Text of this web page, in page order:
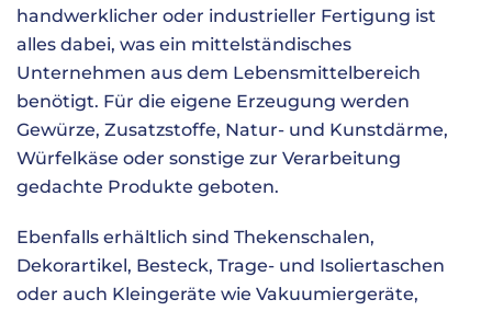
handwerklicher oder industrieller Fertigung ist
alles dabei, was ein mittelständisches
Unternehmen aus dem Lebensmittelbereich
benötigt. Für die eigene Erzeugung werden
Gewürze, Zusatzstoffe, Natur- und Kunstdärme,
Würfelkäse oder sonstige zur Verarbeitung
gedachte Produkte geboten.
Ebenfalls erhältlich sind Thekenschalen,
Dekorartikel, Besteck, Trage- und Isoliertaschen
oder auch Kleingeräte wie Vakuumiergeräte,